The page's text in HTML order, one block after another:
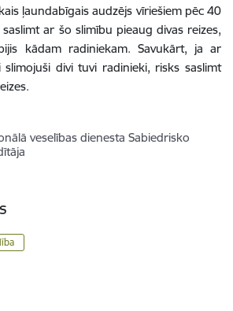
ļaundabīgais audzējs vīriešiem pēc 40
ar šo slimību pieaug divas reizes,
kādam radiniekam. Savukārt, ja ar
slimojuši divi tuvi radinieki, risks saslimt
veselības dienesta Sabiedrisko